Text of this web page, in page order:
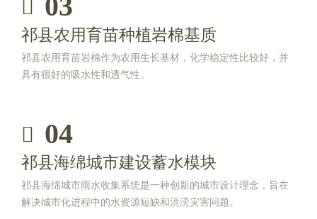
祁县农用育苗种植岩棉基质
祁县农用育苗岩棉作为农用生长基材，化学稳定性比较好，并
具有很好的吸水性和透气性。
04
祁县海绵城市建设蓄水模块
祁县海绵城市雨水收集系统是一种创新的城市设计理念，旨在
解决城市化进程中的水资源短缺和洪涝灾害问题。